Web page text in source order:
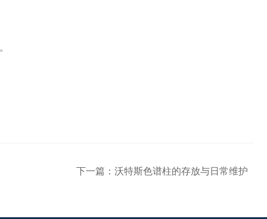
下一篇： 沃特斯色谱柱的存放与日常维护